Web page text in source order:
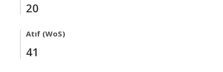
20
Atıf (WoS)
41